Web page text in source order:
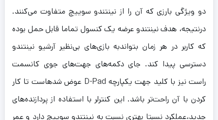
دو ویژگی بارزی که آن را از نینتندو سوییچ متفاوت می‌کنند.
درنتیجه، هدف نینتندو عرضه یک کنسول تماما قابل حمل بوده
که کاربر در هر زمان بتواندبه بازی‌های بی‌نظیر آرشیو نینتندو
دسترسی پیدا کند. جای دکمه‌های جهت‌های جوی کانسمت
راست نیز با کلید جهت یکپارچه D-Pad عوض شدهاست تا کار
کردن با آن راحت‌تر باشد. این کنترلر با استفاده از پردازنده‌های
جدید،عملکرد نسبتا بهتری نسبت به نینتندو سوییچ دارد و عمر